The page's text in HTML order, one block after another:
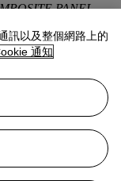
PANEL
訊以及整個網路上的
通知